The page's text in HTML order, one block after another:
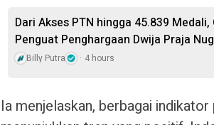
Dari Akses PTN hingga 45.839
Penguat Penghargaan Dwija Praja
Billy Putra 4 hours
Ia menjelaskan, berbagai